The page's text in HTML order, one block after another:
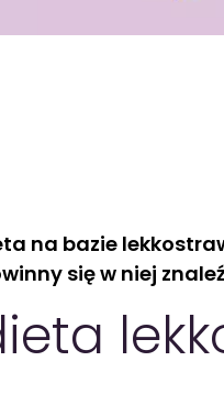
na bazie
się w niej